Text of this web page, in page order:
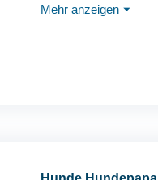
Kleine Mittelgroße
Mehr anzeigen ⏷